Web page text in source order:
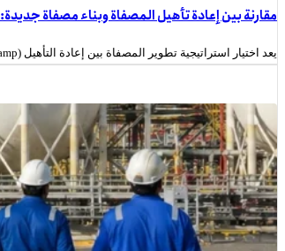
مقارنة بين إعادة تأهيل المصفاة وبناء مصفاة
يعد اختيار استراتيجية تطوير المصفاة بين إعادة التأهيل (Refinery Revamp) والبناء الجديد (New Build) قرارا استثماريا يؤثر بشكل مباشر على الطاقة الإنتاجية،...